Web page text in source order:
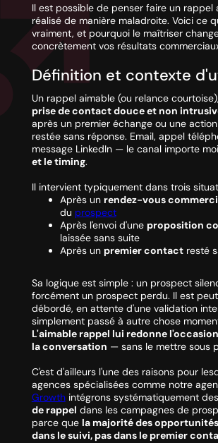
Il est possible de penser faire un rappel
réalisé de manière maladroite. Voici ce
vraiment, et pourquoi le maîtriser
concrètement vos résultats
Définition et contexte
Un rappel aimable (ou relance
prise de contact douce et non
après un premier échange ou une
restée sans réponse. Email, appel
message LinkedIn — le canal importe
et le timing.
Il intervient typiquement dans trois
Après un rendez-vous
du prospect
Après l'envoi d'une proposition
laissée sans suite
Après un premier contactresté
Sa logique est simple : un prospect
forcément un prospect perdu. Il est
débordé, en attente d'une validation
simplement passé à autre chose
L'aimable rappel lui redonne
la conversation — sans le mettre sous
C'est d'ailleurs l'une des raisons pour
agences spécialisées comme notre
Growthintégrons systématiquement des
de rappel dans les campagnes de
parce que la majorité des
dans le suivi, pas dans le premier